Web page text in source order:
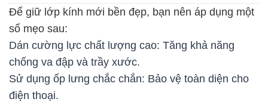
Để giữ lớp kính mới bền đẹp, bạn nên áp dụng một
số mẹo sau:
Dán cường lực chất lượng cao: Tăng khả năng
chống va đập và trầy xước.
Sử dụng ốp lưng chắc chắn: Bảo vệ toàn diện cho
điện thoại.